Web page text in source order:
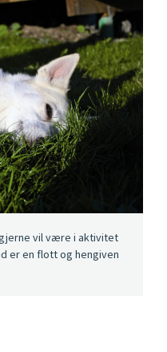
gjerne vil være i aktivitet
er en flott og hengiven